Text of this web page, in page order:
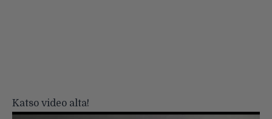
Katso video alta!